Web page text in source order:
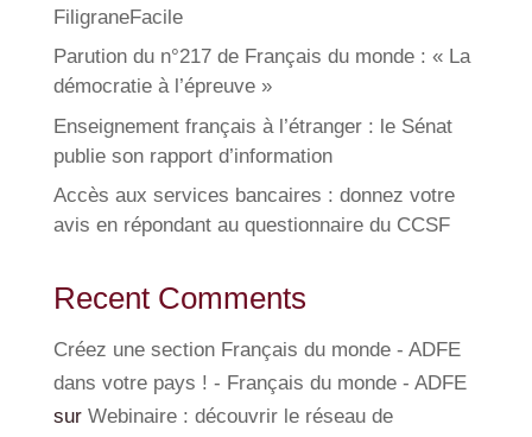
FiligraneFacile
Parution du n°217 de Français du monde : « La
démocratie à l’épreuve »
Enseignement français à l’étranger : le Sénat
publie son rapport d’information
Accès aux services bancaires : donnez votre
avis en répondant au questionnaire du CCSF
Recent Comments
Créez une section Français du monde - ADFE
dans votre pays ! - Français du monde - ADFE
sur Webinaire : découvrir le réseau de